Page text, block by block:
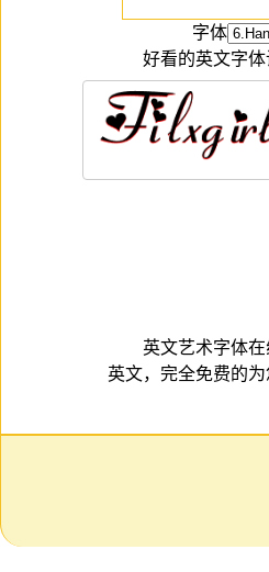
字体
好看的英文字体
英文艺术字体
英文，完全免费的